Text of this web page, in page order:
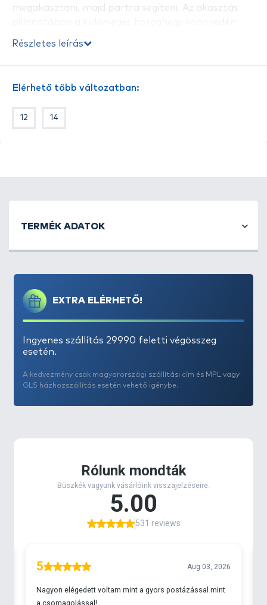
megakasztani, majd partra segíteni. Az akasztás
élettartamát. Ez a horog kis tartódobozban kerül
Részletes leírás
Elérhető több változatban:
12 14
EXTRA ELÉRHETŐ!
Ingyenes szállítás 29990 feletti végösszeg
esetén.
A kedvezmény csak magyarországi szállítási cím és MPL vagy
GLS házhozszállítás esetén vehető igénybe.
TERMÉK ADATOK